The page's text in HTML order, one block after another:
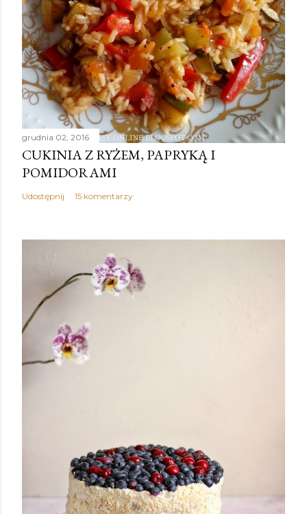
grudnia 02, 2016
CUKINIA Z RYŻEM, PAPRYKĄ I
POMIDORAMI
Udostępnij 15 komentarzy